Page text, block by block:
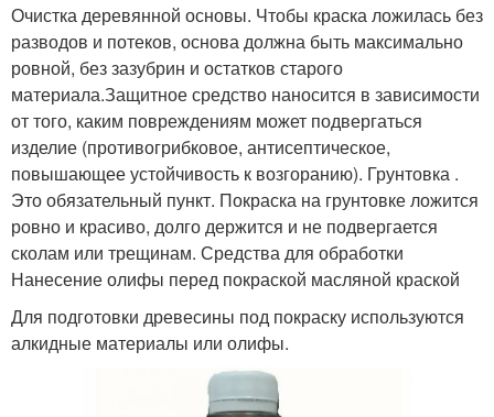
Очистка деревянной основы. Чтобы краска ложилась без
разводов и потеков, основа должна быть максимально
ровной, без зазубрин и остатков старого
материала.Защитное средство наносится в зависимости
от того, каким повреждениям может подвергаться
изделие (противогрибковое, антисептическое,
повышающее устойчивость к возгоранию). Грунтовка .
Это обязательный пункт. Покраска на грунтовке ложится
ровно и красиво, долго держится и не подвергается
сколам или трещинам. Средства для обработки
Нанесение олифы перед покраской масляной краской
Для подготовки древесины под покраску используются
алкидные материалы или олифы.